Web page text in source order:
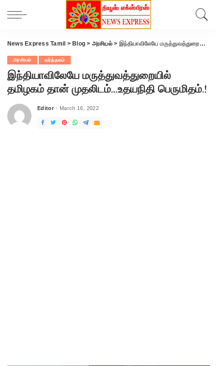
News Express Tamil > Blog > அரசியல்> இந்தியாவிலேயே மருத்துவத்துறையில் தமிழகம் தான் முதலிடம்…உதயநிதி பெருமிதம்.!
அரசியல் வர்த்தகம்
இந்தியாவிலேயே மருத்துவத்துறையில்
தமிழகம் தான் முதலிடம்…உதயநிதி பெருமிதம்.!
Posted
Editor March 16, 2022